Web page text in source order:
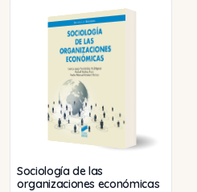
Sociología de las
organizaciones económicas